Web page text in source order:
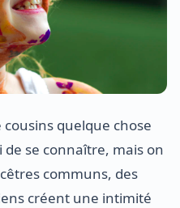
quelque chose
se connaître, mais on
communs, des
créent une intimité